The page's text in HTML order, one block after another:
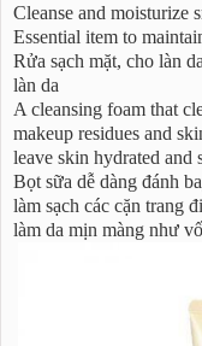
Cleanse and moisturize
Essential item to
Rửa sạch mặt, cho làn
làn da
A cleansing foam that
makeup residues and
leave skin hydrated and
Bọt sữa dễ dàng đánh
làm sạch các cặn trang
làm da mịn màng như